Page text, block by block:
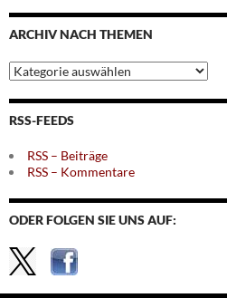
Monaten
ARCHIV NACH THEMEN
Archiv
nach
Themen
RSS-FEEDS
RSS – Beiträge
RSS – Kommentare
ODER FOLGEN SIE UNS AUF: